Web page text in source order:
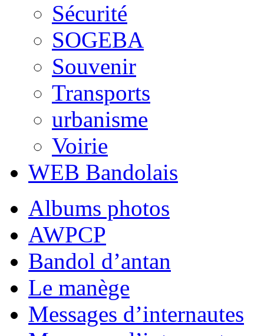
Sécurité
SOGEBA
Souvenir
Transports
urbanisme
Voirie
WEB Bandolais
Albums photos
AWPCP
Bandol d’antan
Le manège
Messages d’internautes